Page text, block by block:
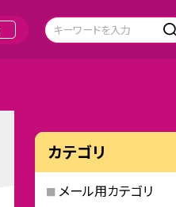
カテゴリ
メール用カテゴリ